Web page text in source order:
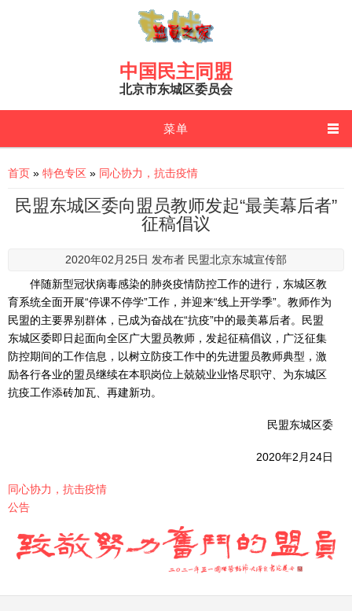
中国民主同盟
北京市东城区委员会
菜单
You are here
首页 » 特色专区 » 同心协力，抗击疫情
民盟东城区委向盟员教师发起“最美幕后者”
征稿倡议
2020年02月25日 发布者 民盟北京东城宣传部
伴随新型冠状病毒感染的肺炎疫情防控工作的进行，东城区教
育系统全面开展“停课不停学”工作，并迎来“线上开学季”。教师作为
民盟的主要界别群体，已成为奋战在“抗疫”中的最美幕后者。民盟
东城区委即日起面向全区广大盟员教师，发起征稿倡议，广泛征集
防控期间的工作信息，以树立防疫工作中的先进盟员教师典型，激
励各行各业的盟员继续在本职岗位上兢兢业业恪尽职守、为东城区
抗疫工作添砖加瓦、再建新功。
民盟东城区委
2020年2月24日
同心协力，抗击疫情
公告